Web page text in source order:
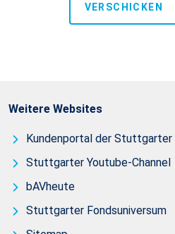
VERSCHICKEN
Weitere Websites
Kundenportal der Stuttgarter
Stuttgarter Youtube-Channel
bAVheute
Stuttgarter Fondsuniversum